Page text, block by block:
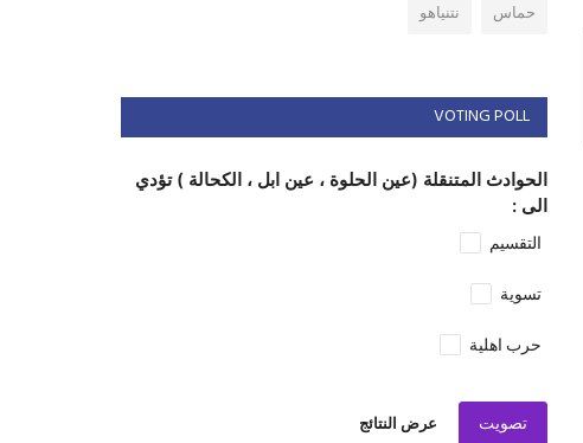
حماس
نتنياهو
VOTING POLL
الحوادث المتنقلة (عين الحلوة ، عين ابل ، الكحالة ) تؤدي
الى :
التقسيم
تسوية
حرب اهلية
تصويت عرض النتائج